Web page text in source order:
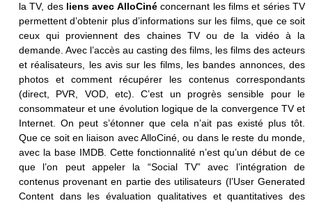
la TV, des liens avec AlloCinéconcernant les films et séries TV
permettent d’obtenir plus d’informations sur les films, que ce soit
ceux qui proviennent des chaines TV ou de la vidéo à la
demande. Avec l’accès au casting des films, les films des acteurs
et réalisateurs, les avis sur les films, les bandes annonces, des
photos et comment récupérer les contenus correspondants
(direct, PVR, VOD, etc). C’est un progrès sensible pour le
consommateur et une évolution logique de la convergence TV et
Internet. On peut s’étonner que cela n’ait pas existé plus tôt.
Que ce soit en liaison avec AlloCiné, ou dans le reste du monde,
avec la base IMDB. Cette fonctionnalité n’est qu’un début de ce
que l’on peut appeler la “Social TV” avec l’intégration de
contenus provenant en partie des utilisateurs (l’User Generated
Content dans les évaluation qualitatives et quantitatives des